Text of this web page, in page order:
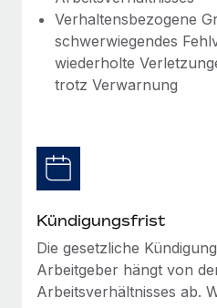
Niederlassungen
Mobilität und Relocation
Mühelose Relocation von
globalen Content-
Auf einen Blick Erfahre mehr
Transformation einer weltweit
Mehr erfahren
Den Blog erkunden
BLOG
Gusto und Zero und
Plus
Auch im neuen Jahr wollen wir
aller Größen dabei unterstützen,
Mehr erfahren
Verhaltensbezogene
schwerwiegendes
wiederholte
trotz Verwarnung
Kündigungsfrist
Die gesetzliche
Arbeitgeber hängt von
Arbeitsverhältnisses ab.